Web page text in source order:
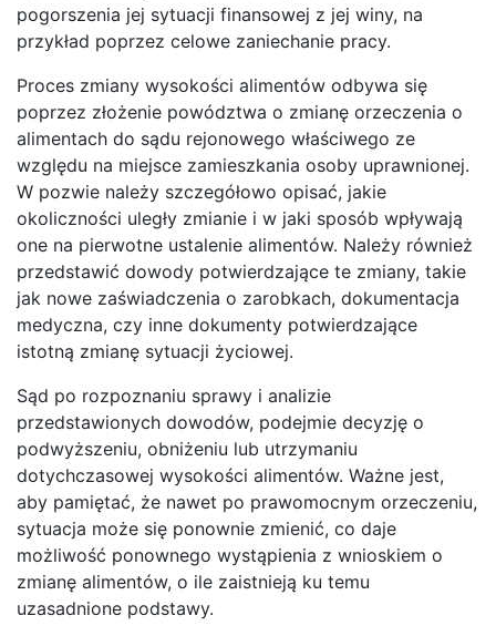
pogorszenia jej sytuacji finansowej z jej winy, na
przykład poprzez celowe zaniechanie pracy.
Proces zmiany wysokości alimentów odbywa się
poprzez złożenie powództwa o zmianę orzeczenia o
alimentach do sądu rejonowego właściwego ze
względu na miejsce zamieszkania osoby uprawnionej.
W pozwie należy szczegółowo opisać, jakie
okoliczności uległy zmianie i w jaki sposób wpływają
one na pierwotne ustalenie alimentów. Należy również
przedstawić dowody potwierdzające te zmiany, takie
jak nowe zaświadczenia o zarobkach, dokumentacja
medyczna, czy inne dokumenty potwierdzające
istotną zmianę sytuacji życiowej.
Sąd po rozpoznaniu sprawy i analizie
przedstawionych dowodów, podejmie decyzję o
podwyższeniu, obniżeniu lub utrzymaniu
dotychczasowej wysokości alimentów. Ważne jest,
aby pamiętać, że nawet po prawomocnym orzeczeniu,
sytuacja może się ponownie zmienić, co daje
możliwość ponownego wystąpienia z wnioskiem o
zmianę alimentów, o ile zaistnieją ku temu
uzasadnione podstawy.